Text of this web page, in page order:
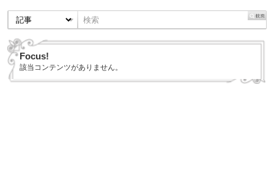
Focus!
該当コンテンツがありません。